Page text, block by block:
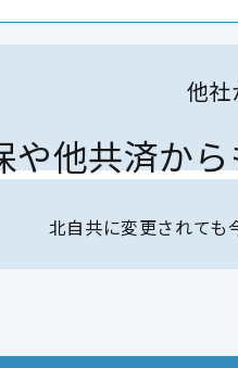
他社
や他共済から
北自共に変更されても